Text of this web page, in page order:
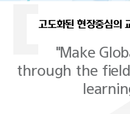
고도화된 현장중심의
"Make
through the